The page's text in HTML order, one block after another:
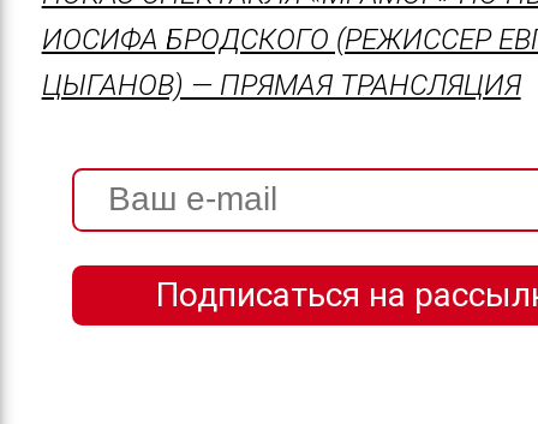
ИОСИФА БРОДСКОГО (РЕЖИССЕР
ЦЫГАНОВ) — ПРЯМАЯ ТРАНСЛЯЦИЯ